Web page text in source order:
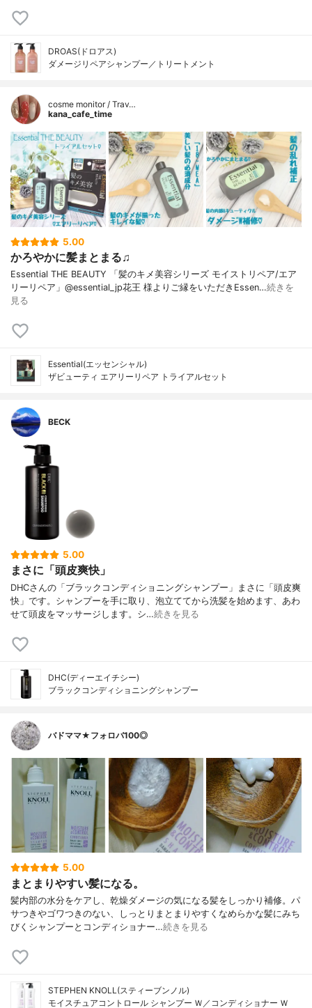
DROAS(ドロアス)
ダメージリペアシャンプー／トリートメント
cosme monitor / Trav…
kana_cafe_time
5.00
かろやかに髪まとまる♫
Essential THE BEAUTY 「髪のキメ美容シリーズ モイストリペア/エア
リーリペア」@essential_jp花王 様よりご縁をいただきEssen…続きを
見る
Essential(エッセンシャル)
ザビューティ エアリーリペア トライアルセット
BECK
5.00
まさに「頭皮爽快」
DHCさんの「ブラックコンディショニングシャンプー」まさに「頭皮爽
快」です。シャンプーを手に取り、泡立ててから洗髪を始めます、あわ
せて頭皮をマッサージします。シ…続きを見る
DHC(ディーエイチシー)
ブラックコンディショニングシャンプー
バドママ★フォロバ100◎
5.00
まとまりやすい髪になる。
髪内部の水分をケアし、乾燥ダメージの気になる髪をしっかり補修。パ
サつきやゴワつきのない、しっとりまとまりやすくなめらかな髪にみち
びくシャンプーとコンディショナー…続きを見る
STEPHEN KNOLL(スティーブンノル)
モイスチュアコントロール シャンプー Ｗ／コンディショナー Ｗ